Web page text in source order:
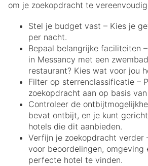
om je zoekopdracht te
Stel je budget vast – Kies je
per nacht.
Bepaal belangrijke faciliteiten
in Messancy met een
restaurant? Kies wat voor jou
Filter op sterrenclassificatie –
zoekopdracht aan op basis
Controleer de
bevat ontbijt, en je kunt
hotels die dit aanbieden.
Verfijn je zoekopdracht verder
voor beoordelingen, omgeving
perfecte hotel te vinden.